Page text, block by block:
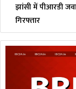
झांसी में पीआरडी
गिरफ्तार